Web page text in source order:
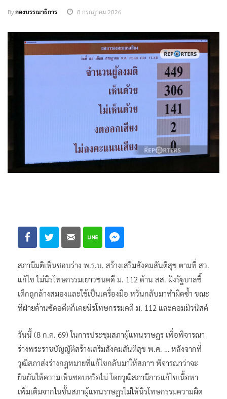
Byกองบรรณาธิการ 8 กรกฎาคม 2026
สภามีมติเห็นชอบร่าง พ.ร.บ. สร้างเสริมสังคมสันติสุข ตามที่ สว.
แก้ไข ไม่นิรโทษกรรมเยาวชนคดี ม. 112 ด้าน สส. ฝั่งรัฐบาลชี้
เด็กถูกล้างสมองและใช้เป็นเครื่องมือ หวั่นกลับมาทำผิดซ้ำ ขณะ
ที่ฝ่ายค้านซัดอดีตก็เคยนิรโทษกรรมคดี ม. 112 และคอมมิวนิสต์
วันนี้ (8 ก.ค. 69) ในการประชุมสภาผู้แทนราษฎร เพื่อพิจารณา
ร่างพระราชบัญญัติสร้างเสริมสังคมสันติสุข พ.ศ. … หลังจากที่
วุฒิสภาส่งร่างกฎหมายที่แก้ไขกลับมาให้สภาฯ พิจารณาว่าจะ
ยืนยันให้ความเห็นชอบหรือไม่ โดยวุฒิสภามีการแก้ไขเนื้อหา
เพิ่มเติมจากในชั้นสภาผู้แทนราษฎรไม่ให้นิรโทษกรรมความผิด